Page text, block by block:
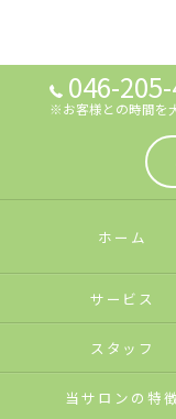
046-
※お客様との時間を
ホーム
サービス
スタッフ
当サロンの特